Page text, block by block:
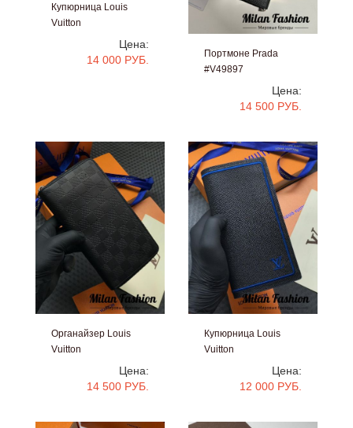
Купюрница Louis
Vuitton
Цена:
14 000 РУБ.
Портмоне Prada
#V49897
Цена:
14 500 РУБ.
Органайзер Louis
Vuitton
Цена:
14 500 РУБ.
Купюрница Louis
Vuitton
Цена:
12 000 РУБ.